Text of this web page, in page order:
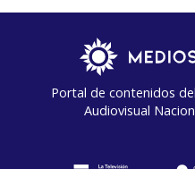
Portal de contenidos
Audiovisual